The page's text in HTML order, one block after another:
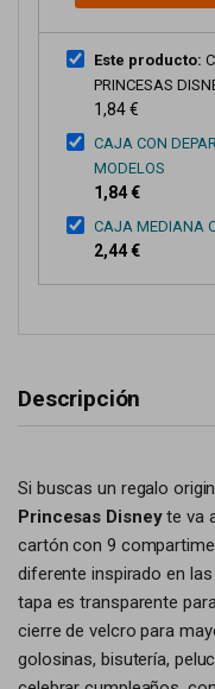
Este producto:
PRINCESAS
1,84 €
CAJA CON
MODELOS
1,84 €
CAJA MEDIANA
2,44 €
Descripción
Si buscas un regalo
Princesas Disneyte va
cartón con 9
diferente inspirado en
tapa es transparente
cierre de velcro para
golosinas, bisutería,